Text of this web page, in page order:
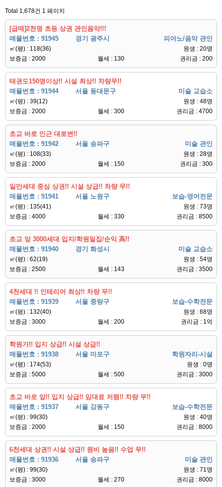
Total 1,678건 1 페이지
[급매]2천명 초등 상권 관인음악!!!
매물번호 : 91945
경기 광주시 피아노/음악 관인
㎡(평) : 118(36)
원생 : 20명
보증금 : 2000
월세 : 130 권리금 : 200
태권도150명이상!! 시설 최상!! 차량무!!
매물번호 : 91944
서울 동대문구 미술 교습소
㎡(평) : 39(12)
원생 : 48명
보증금 : 2000
월세 : 300 권리금 : 4700
초교 바로 인근 대로변!!
매물번호 : 91942
서울 송파구 미술 관인
㎡(평) : 108(33)
원생 : 28명
보증금 : 2000
월세 : 150 권리금 : 300
일만세대 중심 상권!! 시설 상급!! 차량 무!!
매물번호 : 91941
서울 노원구 보습-영어전문
㎡(평) : 135(41)
원생 : 73명
보증금 : 4000
월세 : 330 권리금 : 8500
초교 앞 3000세대 입지/학원밀집/순익 高!!
매물번호 : 91940
경기 화성시 미술 교습소
㎡(평) : 62(19)
원생 : 54명
보증금 : 2500
월세 : 143 권리금 : 3500
4천세대 !! 인테리어 최상!! 차량 무!!
매물번호 : 91939
서울 중랑구 보습-수학전문
㎡(평) : 132(40)
원생 : 68명
보증금 : 3000
월세 : 200 권리금 : 1억
학원가!! 입지 상급!! 시설 상급!!
매물번호 : 91938
서울 마포구 학원자리-시설
㎡(평) : 174(53)
원생 : 0명
보증금 : 5000
월세 : 500 권리금 : 3000
초교 바로 앞!! 입지 상급!! 임대료 저렴!! 차량 무!!
매물번호 : 91937
서울 강동구 보습-수학전문
㎡(평) : 99(30)
원생 : 40명
보증금 : 2000
월세 : 150 권리금 : 8000
6천세대 상권!! 시설 상급!! 원비 높음!! 수업 무!!
매물번호 : 91936
서울 송파구 미술 관인
㎡(평) : 99(30)
원생 : 71명
보증금 : 3000
월세 : 270 권리금 : 8000